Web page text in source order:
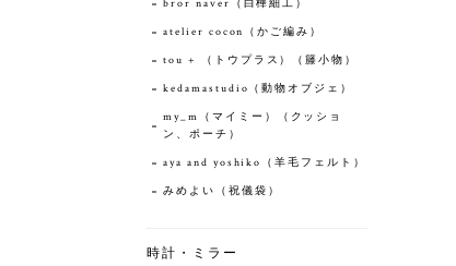
bror naver（白樺細工）
atelier cocon（かご編み）
tou + （トウプラス）（籐小物）
kedamastudio（動物オブジェ）
my_m（マイミー）（クッショ
ン、ポーチ）
aya and yoshiko（羊毛フェルト）
みめよい（祝儀袋）
時計・ミラー